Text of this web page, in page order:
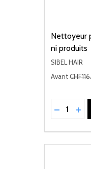
Nettoyeur
ni produits
SIBEL HAIR
Avant
Quantité:
RÉDUIRE